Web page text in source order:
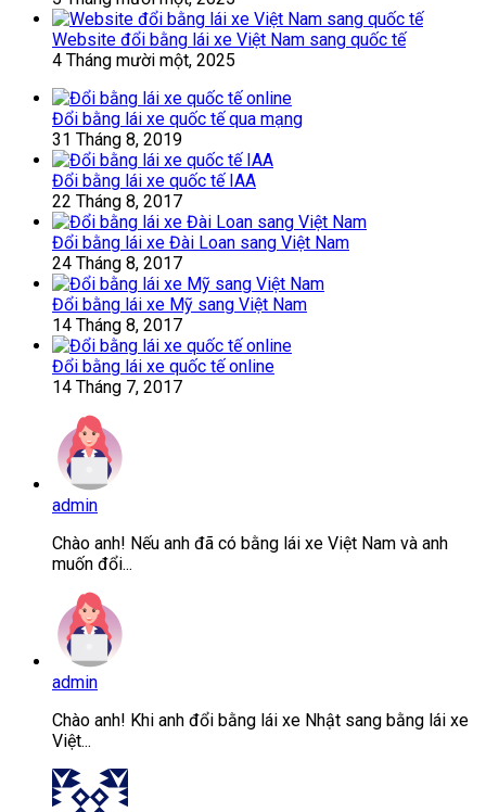
Website đổi bằng lái xe Việt Nam sang quốc tế
4 Tháng mười một, 2025
Đổi bằng lái xe quốc tế qua mạng
31 Tháng 8, 2019
Đổi bằng lái xe quốc tế IAA
22 Tháng 8, 2017
Đổi bằng lái xe Đài Loan sang Việt Nam
24 Tháng 8, 2017
Đổi bằng lái xe Mỹ sang Việt Nam
14 Tháng 8, 2017
Đổi bằng lái xe quốc tế online
14 Tháng 7, 2017
admin
Chào anh! Nếu anh đã có bằng lái xe Việt Nam và anh
muốn đổi...
admin
Chào anh! Khi anh đổi bằng lái xe Nhật sang bằng lái xe
Việt...